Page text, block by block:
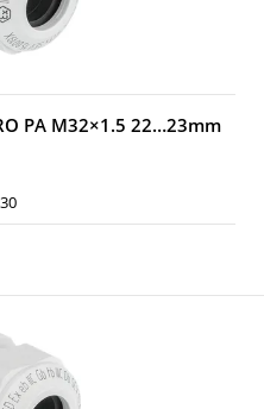
PA M32×1.5 22…23mm